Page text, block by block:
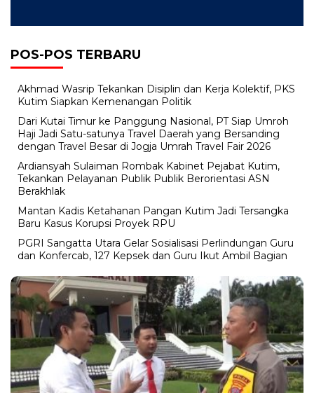
POS-POS TERBARU
Akhmad Wasrip Tekankan Disiplin dan Kerja Kolektif, PKS
Kutim Siapkan Kemenangan Politik
Dari Kutai Timur ke Panggung Nasional, PT Siap Umroh
Haji Jadi Satu-satunya Travel Daerah yang Bersanding
dengan Travel Besar di Jogja Umrah Travel Fair 2026
Ardiansyah Sulaiman Rombak Kabinet Pejabat Kutim,
Tekankan Pelayanan Publik Publik Berorientasi ASN
Berakhlak
Mantan Kadis Ketahanan Pangan Kutim Jadi Tersangka
Baru Kasus Korupsi Proyek RPU
PGRI Sangatta Utara Gelar Sosialisasi Perlindungan Guru
dan Konfercab, 127 Kepsek dan Guru Ikut Ambil Bagian